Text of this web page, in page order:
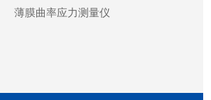
薄膜曲率应力测量仪